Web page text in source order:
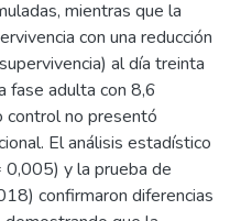
mientras que la
con una reducción
al día treinta
fase adulta con 8,6
control no presentó
El análisis estadístico
y la prueba de
confirmaron diferencias